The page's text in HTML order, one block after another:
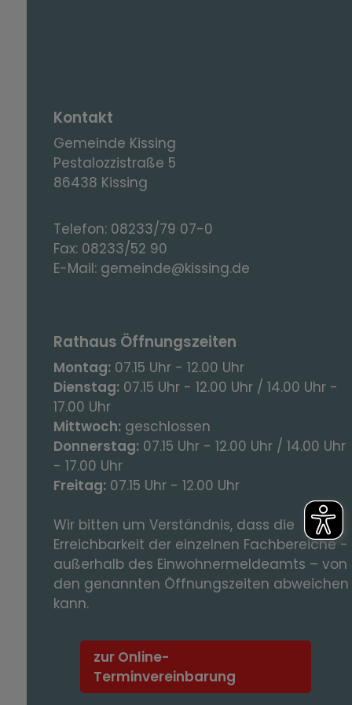
Kontakt
Gemeinde Kissing
Pestalozzistraße 5
86438 Kissing
Telefon: 08233/79 07-0
Fax: 08233/52 90
E-Mail: gemeinde@kissing.de
Rathaus Öffnungszeiten
Montag: 07.15 Uhr - 12.00 Uhr
Dienstag: 07.15 Uhr - 12.00 Uhr / 14.00 Uhr -
17.00 Uhr
Mittwoch: geschlossen
Donnerstag: 07.15 Uhr - 12.00 Uhr / 14.00 Uhr
- 17.00 Uhr
Freitag: 07.15 Uhr - 12.00 Uhr
Wir bitten um Verständnis, dass die
Erreichbarkeit der einzelnen Fachbereiche -
außerhalb des Einwohnermeldeamts – von
den genannten Öffnungszeiten abweichen
kann.
zur Online-
Terminvereinbarung